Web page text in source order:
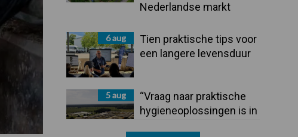
Nederlandse markt
6 aug
Tien praktische tips voor
een langere levensduur
5 aug
“Vraag naar praktische
hygieneoplossingen is in